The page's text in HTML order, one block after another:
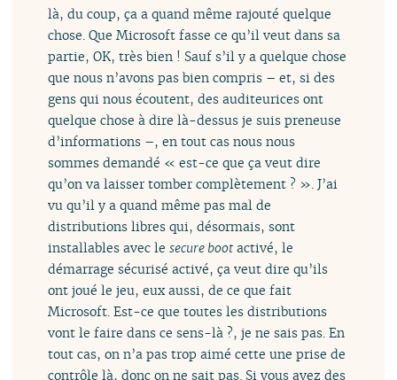
là, du coup, ça a quand même rajouté quelque
chose. Que Microsoft fasse ce qu’il veut dans sa
partie, OK, très bien ! Sauf s’il y a quelque chose
que nous n’avons pas bien compris – et, si des
gens qui nous écoutent, des auditeurices ont
quelque chose à dire là-dessus je suis preneuse
d’informations –, en tout cas nous nous
sommes demandé « est-ce que ça veut dire
qu’on va laisser tomber complètement ? ». J’ai
vu qu’il y a quand même pas mal de
distributions libres qui, désormais, sont
installables avec lesecure boot activé, le
démarrage sécurisé activé, ça veut dire qu’ils
ont joué le jeu, eux aussi, de ce que fait
Microsoft. Est-ce que toutes les distributions
vont le faire dans ce sens-là ?, je ne sais pas. En
tout cas, on n’a pas trop aimé cette une prise de
contrôle là, donc on ne sait pas. Si vous avez des